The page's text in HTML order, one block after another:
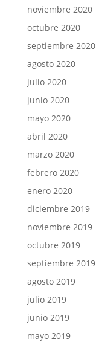
noviembre 2020
octubre 2020
septiembre 2020
agosto 2020
julio 2020
junio 2020
mayo 2020
abril 2020
marzo 2020
febrero 2020
enero 2020
diciembre 2019
noviembre 2019
octubre 2019
septiembre 2019
agosto 2019
julio 2019
junio 2019
mayo 2019